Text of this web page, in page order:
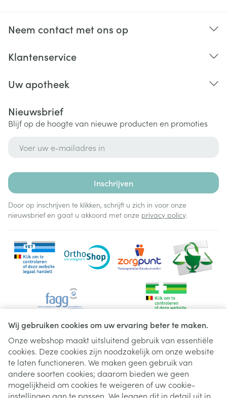
Wij gebruiken cookies om uw ervaring beter te maken.
Onze webshop maakt uitsluitend gebruik van essentiële
cookies. Deze cookies zijn noodzakelijk om onze website
te laten functioneren. We maken geen gebruik van
andere soorten cookies; daarom bieden we geen
mogelijkheid om cookies te weigeren of uw cookie-
instellingen aan te passen. We leggen dit in detail uit in
Neem contact met ons op
Klantenservice
Uw apotheek
Nieuwsbrief
Blijf op de hoogte van nieuwe producten en promoties
Inschrijven
Door op inschrijven te klikken, schrijft u zich in voor onze
nieuwsbrief en gaat u akkoord met onze privacy policy.
Juridische links